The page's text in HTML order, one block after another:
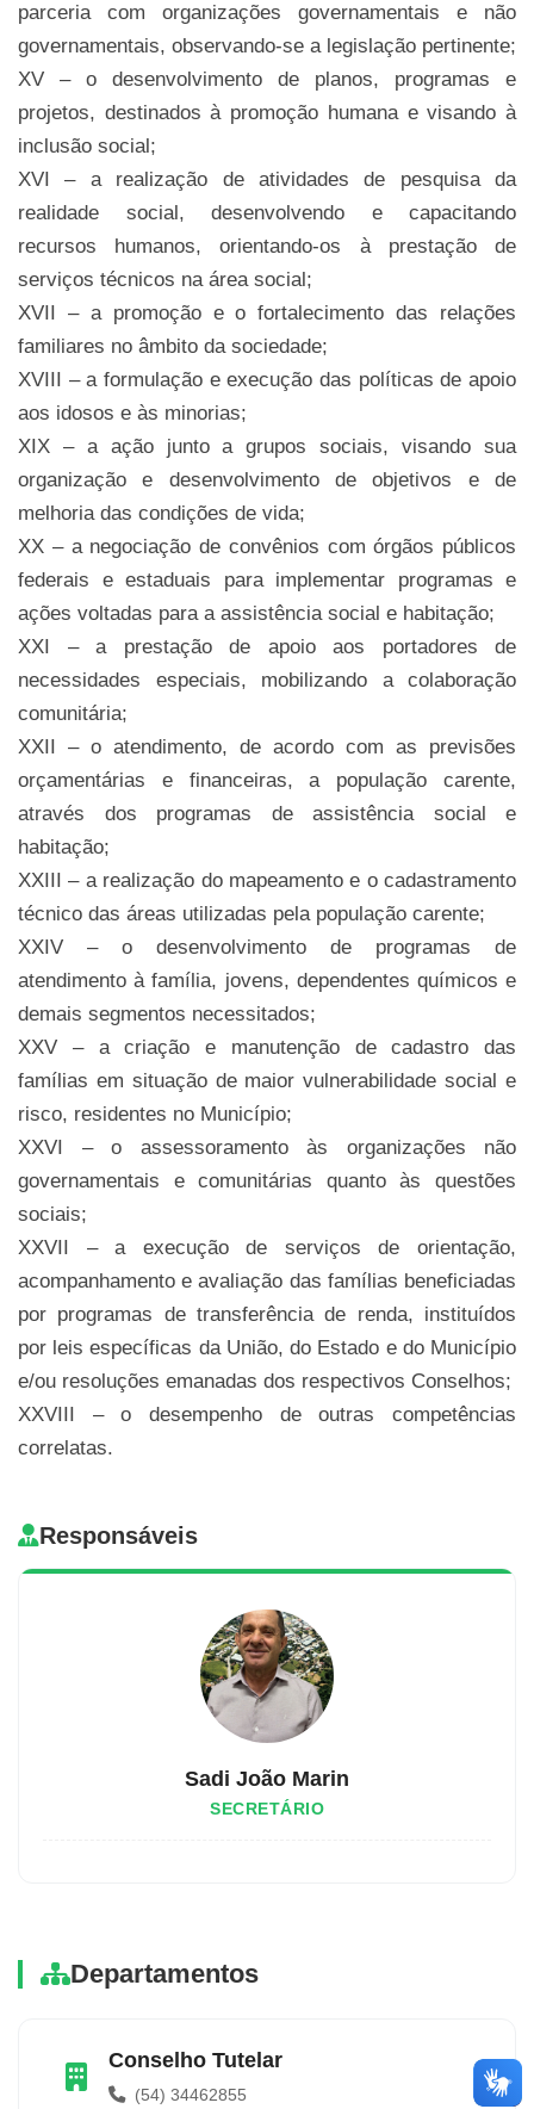
parceria com organizações governamentais e não
governamentais, observando-se a legislação pertinente;
XV – o desenvolvimento de planos, programas e
projetos, destinados à promoção humana e visando à
inclusão social;
XVI – a realização de atividades de pesquisa da
realidade social, desenvolvendo e capacitando
recursos humanos, orientando-os à prestação de
serviços técnicos na área social;
XVII – a promoção e o fortalecimento das relações
familiares no âmbito da sociedade;
XVIII – a formulação e execução das políticas de apoio
aos idosos e às minorias;
XIX – a ação junto a grupos sociais, visando sua
organização e desenvolvimento de objetivos e de
melhoria das condições de vida;
XX – a negociação de convênios com órgãos públicos
federais e estaduais para implementar programas e
ações voltadas para a assistência social e habitação;
XXI – a prestação de apoio aos portadores de
necessidades especiais, mobilizando a colaboração
comunitária;
XXII – o atendimento, de acordo com as previsões
orçamentárias e financeiras, a população carente,
através dos programas de assistência social e
habitação;
XXIII – a realização do mapeamento e o cadastramento
técnico das áreas utilizadas pela população carente;
XXIV – o desenvolvimento de programas de
atendimento à família, jovens, dependentes químicos e
demais segmentos necessitados;
XXV – a criação e manutenção de cadastro das
famílias em situação de maior vulnerabilidade social e
risco, residentes no Município;
XXVI – o assessoramento às organizações não
governamentais e comunitárias quanto às questões
sociais;
XXVII – a execução de serviços de orientação,
acompanhamento e avaliação das famílias beneficiadas
por programas de transferência de renda, instituídos
por leis específicas da União, do Estado e do Município
e/ou resoluções emanadas dos respectivos Conselhos;
XXVIII – o desempenho de outras competências
correlatas.
Responsáveis
Sadi João Marin
SECRETÁRIO
Departamentos
Conselho Tutelar
(54) 34462855